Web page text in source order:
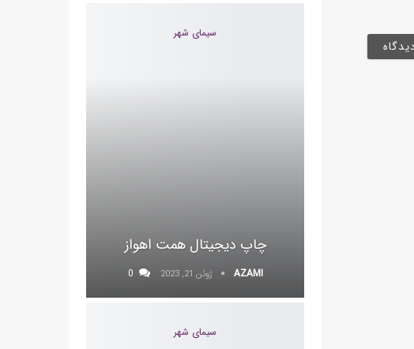
سیمای شهر
چاپ دیجیتال همت اهواز
AZAMI ژوئن 21, 2023
سیمای شهر